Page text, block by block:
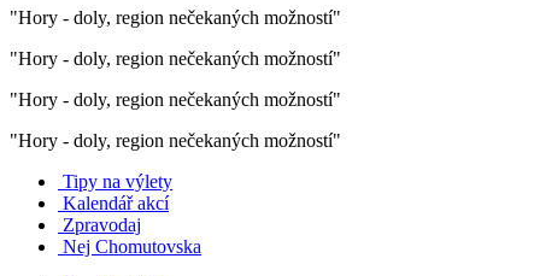
"Hory - doly, region nečekaných možností"
"Hory - doly, region nečekaných možností"
"Hory - doly, region nečekaných možností"
"Hory - doly, region nečekaných možností"
Tipy na výlety
Kalendář akcí
Zpravodaj
Nej Chomutovska